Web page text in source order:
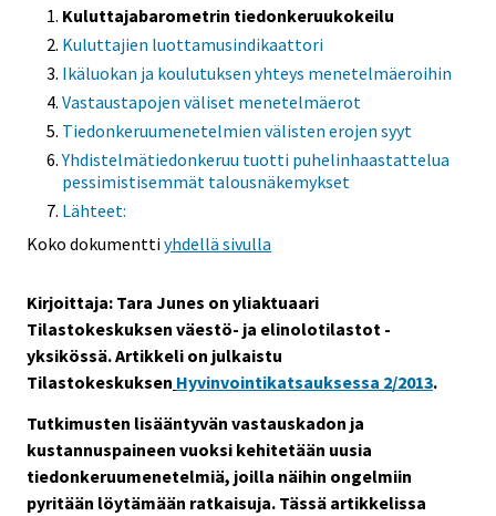
Kuluttajabarometrin tiedonkeruukokeilu
Kuluttajien luottamusindikaattori
Ikäluokan ja koulutuksen yhteys menetelmäeroihin
Vastaustapojen väliset menetelmäerot
Tiedonkeruumenetelmien välisten erojen syyt
Yhdistelmätiedonkeruu tuotti puhelinhaastattelua
pessimistisemmät talousnäkemykset
Lähteet:
Koko dokumenttiyhdellä sivulla
Kirjoittaja: Tara Junes on yliaktuaari
Tilastokeskuksen väestö- ja elinolotilastot -
yksikössä. Artikkeli on julkaistu
Tilastokeskuksen Hyvinvointikatsauksessa 2/2013.
Tutkimusten lisääntyvän vastauskadon ja
kustannuspaineen vuoksi kehitetään uusia
tiedonkeruumenetelmiä, joilla näihin ongelmiin
pyritään löytämään ratkaisuja. Tässä artikkelissa